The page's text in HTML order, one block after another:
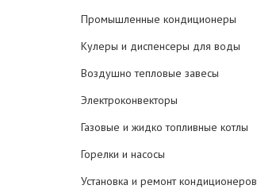
Промышленные кондиционеры
Кулеры и диспенсеры для воды
Воздушно тепловые завесы
Электроконвекторы
Газовые и жидко топливные котлы
Горелки и насосы
Установка и ремонт кондиционеров